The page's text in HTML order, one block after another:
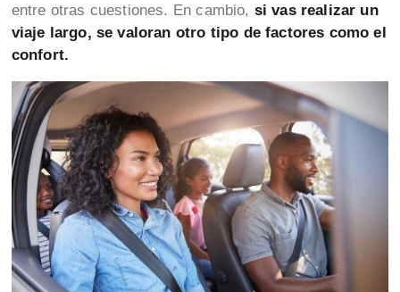
entre otras cuestiones. En cambio, si vas realizar un
viaje largo, se valoran otro tipo de factores como el
confort.